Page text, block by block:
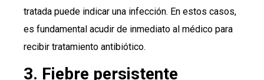
tratada puede indicar una infección. En estos casos,
es fundamental acudir de inmediato al médico para
recibir tratamiento antibiótico.
3. Fiebre persistente